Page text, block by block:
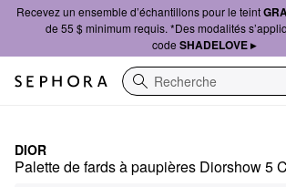
Recevez un ensemble d’échantillons pour le teint
de 55 $ minimum requis. *Des modalités
code SHADELOVE ▸
Recherche
DIOR
Palette de fards à paupières Diorshow 5